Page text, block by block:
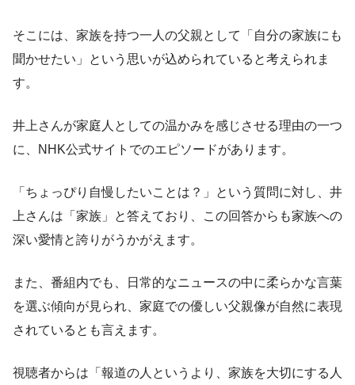
そこには、家族を持つ一人の父親として「自分の家族にも
聞かせたい」という思いが込められていると考えられま
す。
井上さんが家庭人としての温かみを感じさせる理由の一つ
に、NHK公式サイトでのエピソードがあります。
「ちょっぴり自慢したいことは？」という質問に対し、井
上さんは「家族」と答えており、この回答からも家族への
深い愛情と誇りがうかがえます。
また、番組内でも、日常的なニュースの中に柔らかな言葉
を選ぶ傾向が見られ、家庭での優しい父親像が自然に表現
されているとも言えます。
視聴者からは「報道の人というより、家族を大切にする人